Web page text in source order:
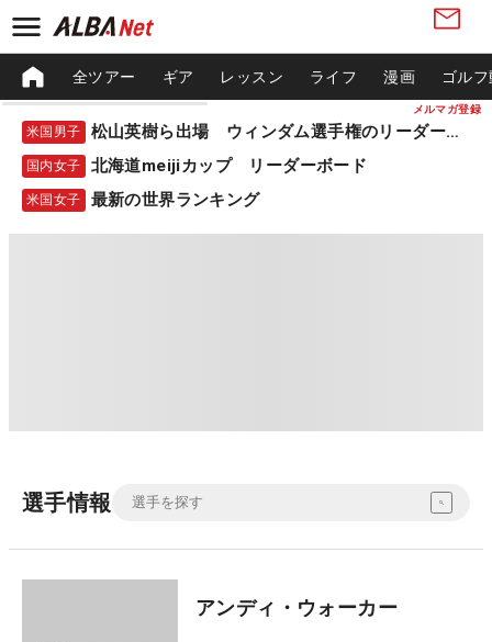
メルマガ登録
全ツアー ギア レッスン ライフ 漫画 ゴル
米国男子 松山英樹ら出場 ウィンダム選手権のリーダーボード
国内女子 北海道meijiカップ リーダーボード
米国女子 最新の世界ランキング
選手情報
アンディ・ウォーカー